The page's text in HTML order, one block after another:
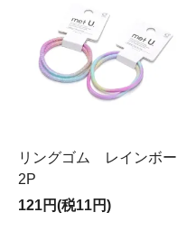
リングゴム レインボー
2P
121円(税11円)